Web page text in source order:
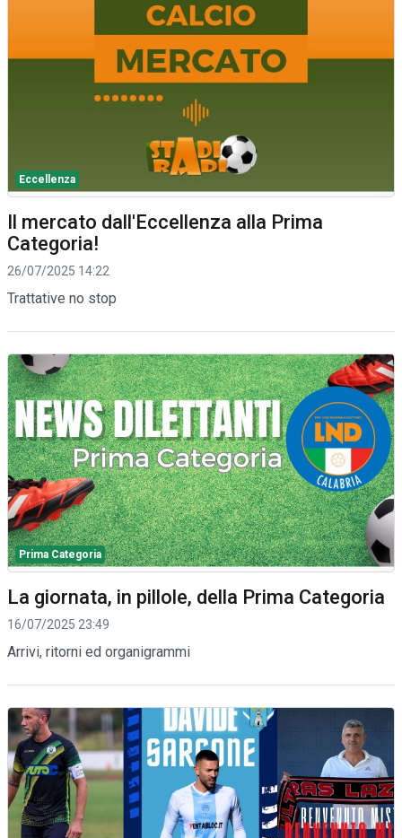
Eccellenza
Il mercato dall'Eccellenza alla Prima
Categoria!
26/07/2025 14:22
Trattative no stop
Prima Categoria
La giornata, in pillole, della Prima Categoria
16/07/2025 23:49
Arrivi, ritorni ed organigrammi